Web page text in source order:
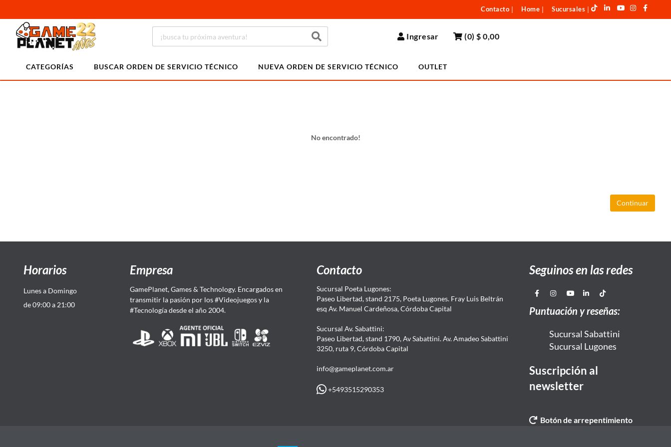
Contacto Home Sucursales
Ingresar (0)$ 0,00
CATEGORÍAS BUSCAR ORDEN DE SERVICIO TÉCNICO NUEVA ORDEN DE SERVICIO TÉCNICO OUTLET
No encontrado!
Continuar
Horarios
Lunes a Domingo
de 09:00 a 21:00
Empresa
GamePlanet, Games & Technology. Encargados en
transmitir la pasión por los #Videojuegos y la
#Tecnología desde el año 2004.
Contacto
Sucursal Poeta Lugones:
Paseo Libertad, stand 2175, Poeta Lugones. Fray Luis Beltrán
esq Av. Manuel Cardeñosa, Córdoba Capital
Sucursal Av. Sabattini:
Paseo Libertad, stand 1790, Av Sabattini. Av. Amadeo Sabattini
3250, ruta 9, Córdoba Capital
info@gameplanet.com.ar
+5493515290353
Seguinos en las redes
Puntuación y reseñas:
Sucursal Sabattini
Sucursal Lugones
Suscripción al
newsletter
Botón de arrepentimiento